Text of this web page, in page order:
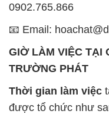
0902.765.866
📧 Email:
GIỜ LÀM VIỆC TẠI
TRƯỜNG PHÁT
Thời gian làm việc
được tổ chức như